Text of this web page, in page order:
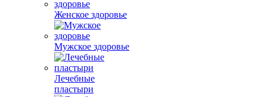
Женское здоровье
Мужское здоровье
Лечебные
пластыри